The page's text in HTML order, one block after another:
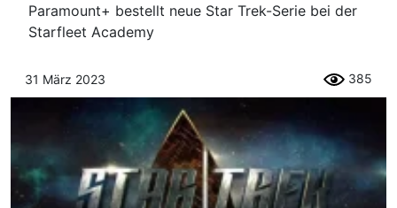
Paramount+ bestellt neue Star Trek-Serie bei der
Starfleet Academy
31 März 2023 385